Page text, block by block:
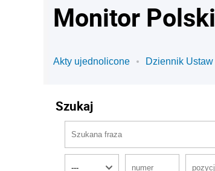
Monitor Polski
Akty ujednolicone Dziennik Ustaw
Szukaj